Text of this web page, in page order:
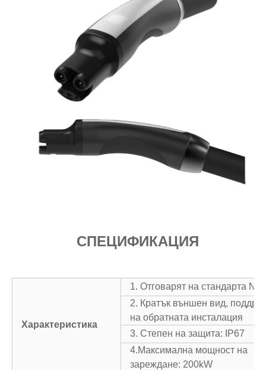
СПЕЦИФИКАЦИЯ
Характеристика
1. Отговарят на стандарта
2. Кратък външен вид,
на обратната инсталация
3. Степен на защита: IP67
4.Максимална мощност на
зареждане: 200kW